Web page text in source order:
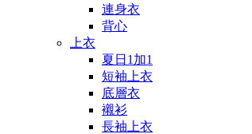
連身衣
背心
上衣
夏日1加1
短袖上衣
底層衣
襯衫
長袖上衣